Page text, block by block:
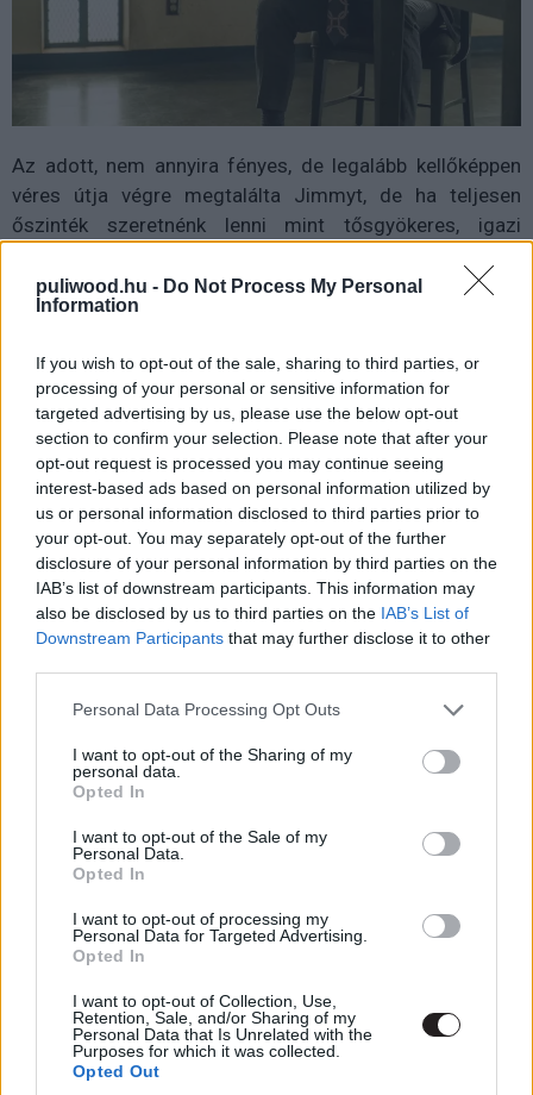
puliwood.hu - Do Not Process My Personal
Information
If you wish to opt-out of the sale, sharing to third parties, or
processing of your personal or sensitive information for
targeted advertising by us, please use the below opt-out
section to confirm your selection. Please note that after your
opt-out request is processed you may continue seeing
interest-based ads based on personal information utilized by
us or personal information disclosed to third parties prior to
your opt-out. You may separately opt-out of the further
disclosure of your personal information by third parties on the
IAB’s list of downstream participants. This information may
also be disclosed by us to third parties on the IAB’s List of
Downstream Participants that may further disclose it to other
Please note that this website/app uses one or more Google
not limited to your visit or usage behaviour. You may click to
grant or deny consent to Google and its third-party tags to
use your data for below specified purposes in below Google
consent section.
Personal Data Processing Opt Outs
I want to opt-out of the Sharing of my
personal data.
Opted In
I want to opt-out of the Sale of my
Personal Data.
Opted In
I want to opt-out of processing my
Personal Data for Targeted Advertising.
Opted In
I want to opt-out of Collection, Use,
Retention, Sale, and/or Sharing of my
Personal Data that Is Unrelated with the
Purposes for which it was collected.
Opted Out
Az adott, nem annyira fényes, de legalább kellőképpen
véres útja végre megtalálta Jimmyt, de ha teljesen
őszinték szeretnénk lenni mint tősgyökeres, igazi
elsősorban az évad legelején debütáló fekete-fehér
jelenetek érdekelnek. Aki nem tudná, minden egyes
jövőjét, aBreaking Badés az El Caminoutáni időszakot
mutatják be. És mondanom sem kell, a legkisebb
utalások, az alig észrevehető részletek teszik ezeket a
pillanatokat izgalmassá és annyira pattanásig feszültté -
pusztán "csak" a kíváncsiságra és az empátiára
hagyatkozva. A jelenlegi jelenetekre pedig ezek a
kifejezések hatványozottan igazak: igencsak érződik,
hogy itt már előkészítik a sorozat végét, és pontosan
emiatt válnak az olyan jelentéktelennek mondható
események is fontossá, mint egy mezei telefonhívás.
többi eseményt sem bagatellizálták el, tekintve az elmúlt
négy évadot. Annak ellenére, hogy a mostani szezon
picivel gyorsabb, lendületesebb lett az előzőknél, mindez
kiemelkedőbbnek. Félreértés ne essék, ezzel nem estek
át a ló túlsó oldalára, minden egyes esemény,
kibontva, mindössze végig az érződik, hogy mostantól a
fontosabb, szükségesebb részek kerülnek előtérbe, nem
Huell Babineaux elnyújtott története). Hasonló ennek a
felépítése a Breaking Bad sorozatzárójához, vagyis
csupa izgalmas, történet- és karakterformáló pillanatot